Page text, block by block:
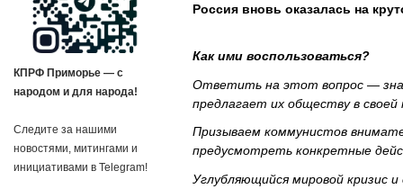
КПРФ Приморье — с
народом и для народа!
Следите за нашими
новостями, митингами и
инициативами в Telegram!
Россия вновь оказалась на
Как ими воспользоваться?
Ответить на этот вопрос —
предлагает их обществу в своей
Призываем коммунистов
предусмотреть конкретные
Углубляющийся мировой кризис